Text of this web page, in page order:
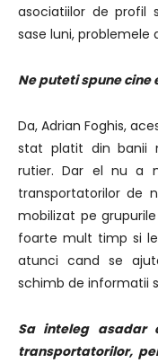
asociatiilor de profil
sase luni, problemele
Ne puteti spune
Da, Adrian Foghis,
stat platit din banii
rutier. Dar el nu a
transportatorilor de
mobilizat pe
foarte mult timp si
atunci cand se
schimb de informatii
Sa inteleg
transportatorilor,